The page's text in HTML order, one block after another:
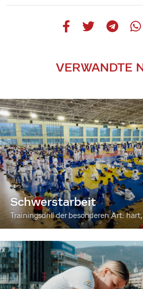
VERWANDTE
Schwerstarbeit
Trainingsdrill der besonderen Art: